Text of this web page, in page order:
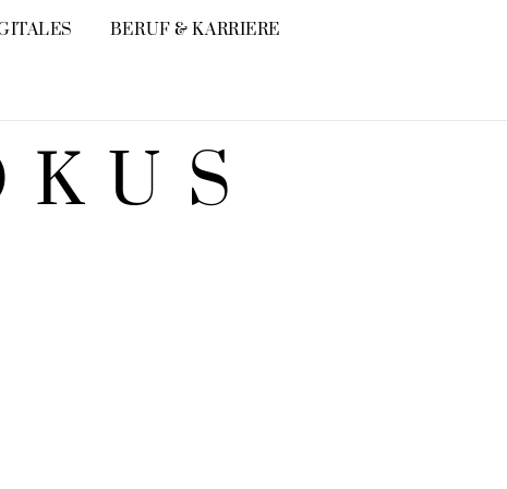
BERUF & KARRIERE